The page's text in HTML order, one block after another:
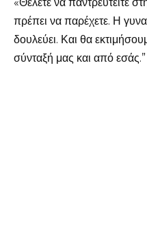
πρέπει να παρέχετε. Η
δουλεύει. Και θα
σύνταξή μας και από εσάς.”